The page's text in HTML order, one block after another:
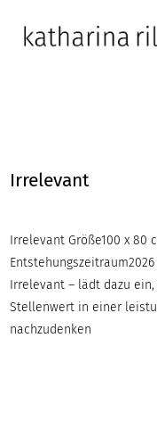
Irrelevant
Irrelevant Größe100 x 80
Irrelevant – lädt dazu
Stellenwert in einer
nachzudenken